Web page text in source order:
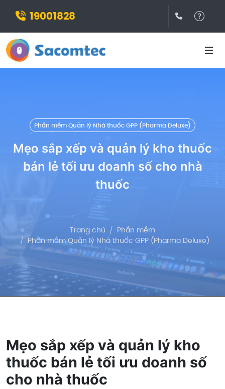
19001828
Phần mềm Quản lý Nhà thuốc GPP (Pharma Deluxe)
Mẹo sắp xếp và quản lý kho thuốc
bán lẻ tối ưu doanh số cho nhà
thuốc
Trang chủ
Phần mềm
Phần mềm Quản lý Nhà thuốc GPP (Pharma Deluxe)
Mẹo sắp xếp và quản lý kho
thuốc bán lẻ tối ưu doanh số
cho nhà thuốc